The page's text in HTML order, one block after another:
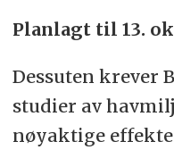
Planlagt til 13.
Dessuten krever
studier av
nøyaktige